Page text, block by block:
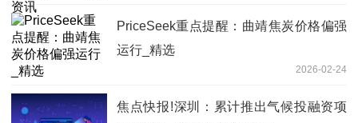
PriceSeek重点提醒：曲靖焦炭价格偏强
运行_精选
2026-02-24
焦点快报!深圳：累计推出气候投融资项